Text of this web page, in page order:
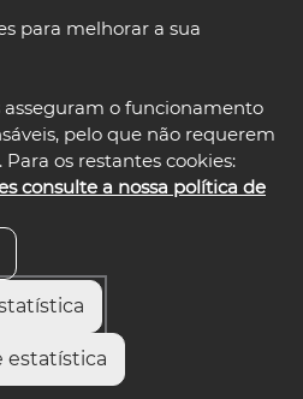
para melhorar a sua
asseguram o funcionamento
pelo que não requerem
os restantes cookies:
consulte a nossa política de
estatística
select language
em Aveiro